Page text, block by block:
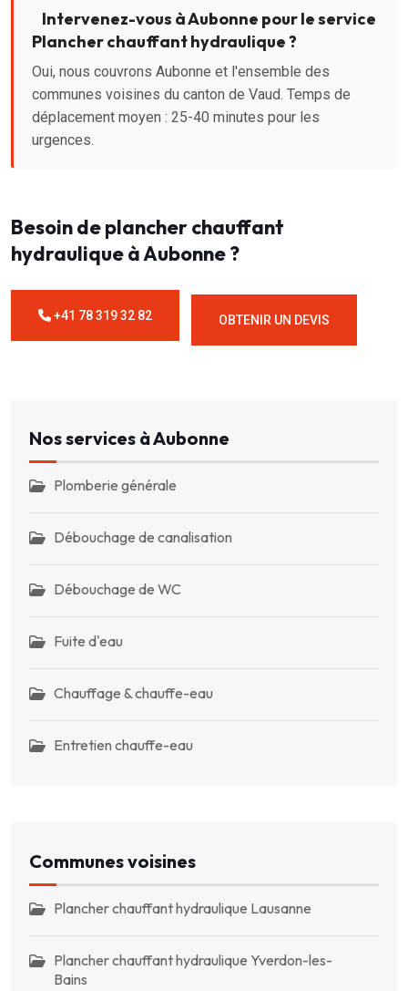
Intervenez-vous à Aubonne pour le service
Plancher chauffant hydraulique ?
Oui, nous couvrons Aubonne et l'ensemble des
communes voisines du canton de Vaud. Temps de
déplacement moyen : 25-40 minutes pour les
urgences.
Besoin de plancher chauffant
hydraulique à Aubonne ?
+41 78 319 32 82 OBTENIR UN DEVIS
Nos services à Aubonne
Plomberie générale
Débouchage de canalisation
Débouchage de WC
Fuite d'eau
Chauffage & chauffe-eau
Entretien chauffe-eau
Communes voisines
Plancher chauffant hydraulique Lausanne
Plancher chauffant hydraulique Yverdon-les-
Bains